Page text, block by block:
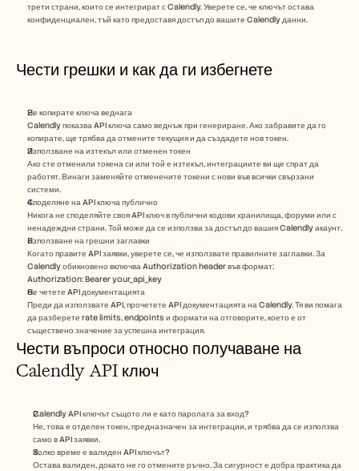
трети страни, които се интегрират с Calendly. Уверете се, че ключът остава
конфиденциален, тъй като предоставя достъп до вашите Calendly данни.
Чести грешки и как да ги избегнете
Не копирате ключа веднага
Calendly показва API ключа само веднъж при генериране. Ако забравите да го
копирате, ще трябва да отмените текущия и да създадете нов токен.
Използване на изтекъл или отменен токен
Ако сте отменили токена си или той е изтекъл, интеграциите ви ще спрат да
работят. Винаги заменяйте отменените токени с нови във всички свързани
системи.
Споделяне на API ключа публично
Никога не споделяйте своя API ключ в публични кодови хранилища, форуми или с
ненадеждни страни. Той може да се използва за достъп до вашия Calendly акаунт.
Използване на грешни заглавки
Когато правите API заявки, уверете се, че използвате правилните заглавки. За
Calendly обикновено включва Authorization header във формат:
Authorization: Bearer your_api_key
Не четете API документацията
Преди да използвате API, прочетете API документацията на Calendly. Тя ви помага
да разберете rate limits, endpoints и формати на отговорите, което е от
съществено значение за успешна интеграция.
Чести въпроси относно получаване на
Calendly API ключ
Calendly API ключът същото ли е като паролата за вход?
Не, това е отделен токен, предназначен за интеграции, и трябва да се използва
само в API заявки.
Колко време е валиден API ключът?
Остава валиден, докато не го отмените ръчно. За сигурност е добра практика да